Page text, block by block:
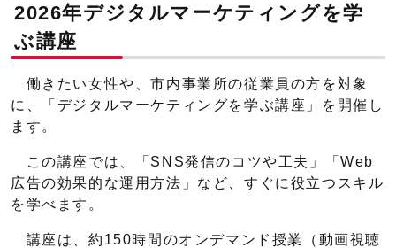
2026年デジタルマーケティングを学
ぶ講座
働きたい女性や、市内事業所の従業員の方を対象
に、「デジタルマーケティングを学ぶ講座」を開催し
ます。
この講座では、「SNS発信のコツや工夫」「Web
広告の効果的な運用方法」など、すぐに役立つスキル
を学べます。
講座は、約150時間のオンデマンド授業（動画視聴